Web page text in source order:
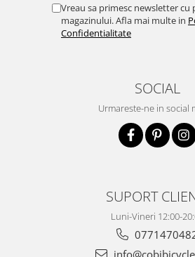
Vreau sa primesc newsletter
magazinului. Afla mai multe in
Confidentialitate
SOCIAL
Urmareste-ne in social
SUPORT
Luni-Vineri 12:00-